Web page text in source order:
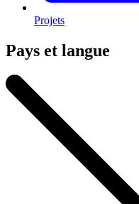
Projets
Pays et langue